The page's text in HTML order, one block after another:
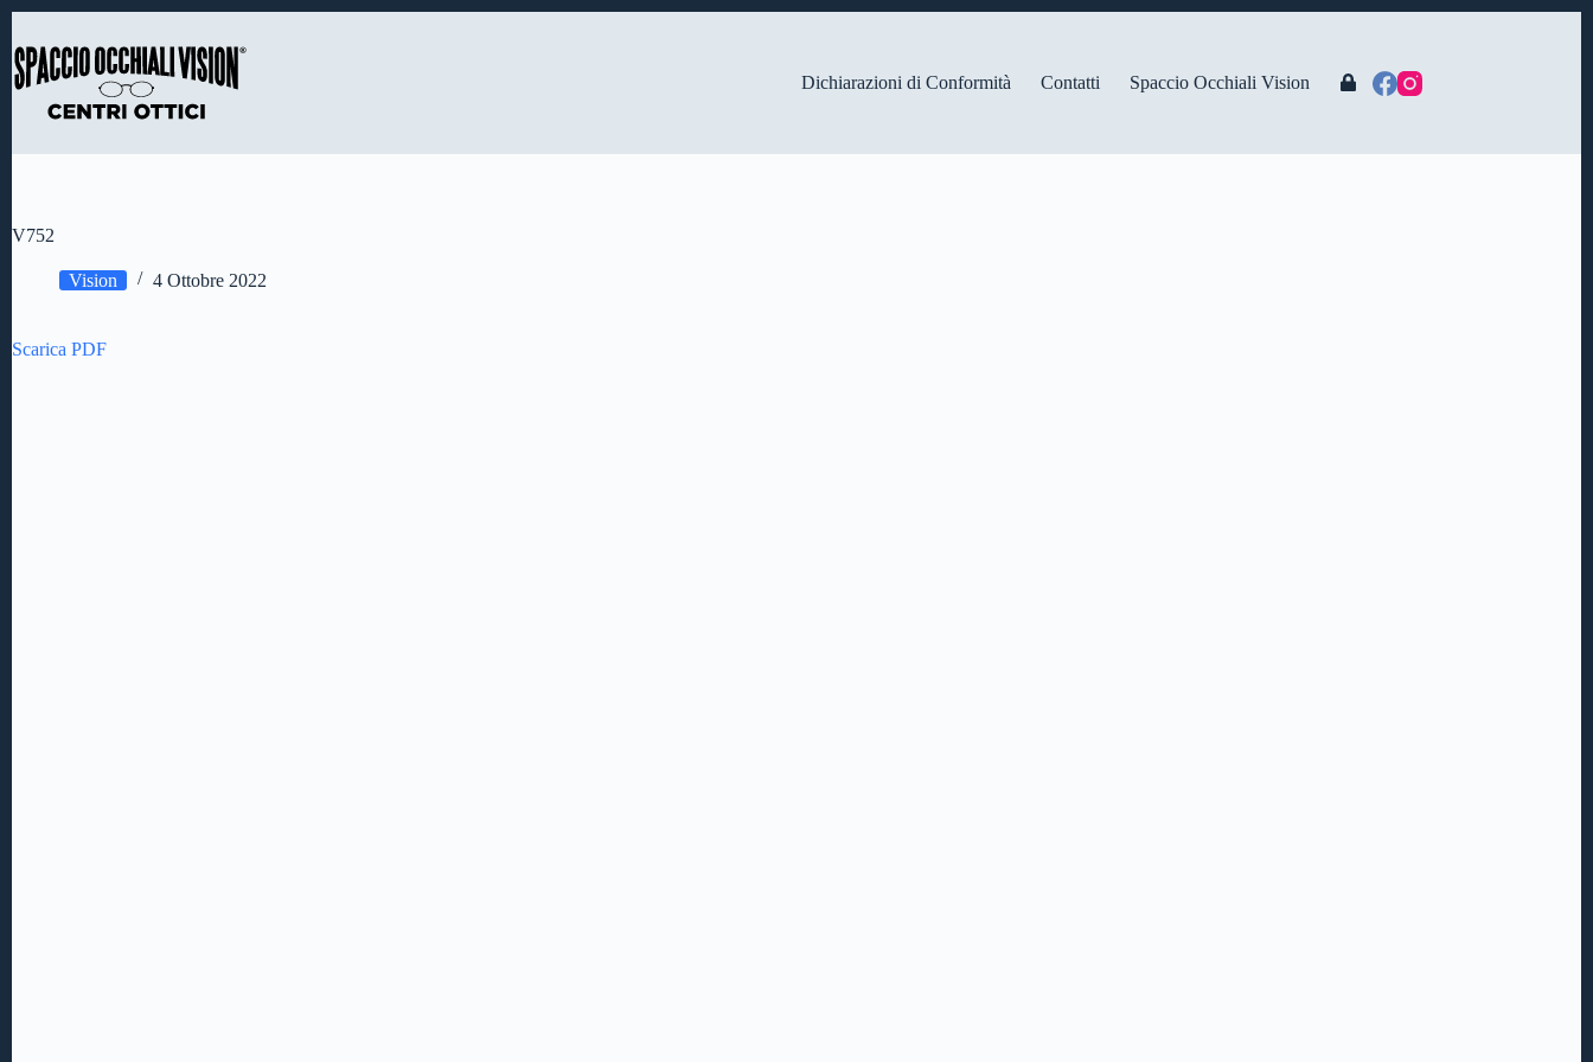
al
contenuto
Dichiarazioni di Conformità
Contatti Spaccio Occhiali Vision
V752
Vision 4 Ottobre 2022
Scarica PDF